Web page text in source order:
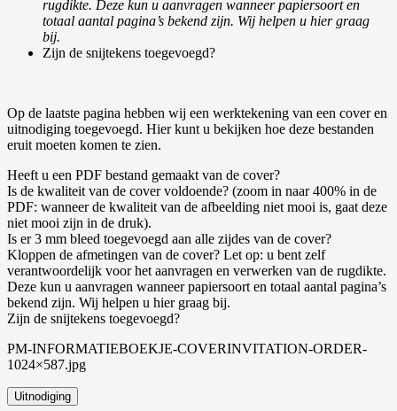
rugdikte. Deze kun u aanvragen wanneer papiersoort en
totaal aantal pagina’s bekend zijn. Wij helpen u hier graag
bij.
Zijn de snijtekens toegevoegd?
Op de laatste pagina hebben wij een werktekening van een cover en
uitnodiging toegevoegd. Hier kunt u bekijken hoe deze bestanden
eruit moeten komen te zien.
Heeft u een PDF bestand gemaakt van de cover?
Is de kwaliteit van de cover voldoende? (zoom in naar 400% in de
PDF: wanneer de kwaliteit van de afbeelding niet mooi is, gaat deze
niet mooi zijn in de druk).
Is er 3 mm bleed toegevoegd aan alle zijdes van de cover?
Kloppen de afmetingen van de cover? Let op: u bent zelf
verantwoordelijk voor het aanvragen en verwerken van de rugdikte.
Deze kun u aanvragen wanneer papiersoort en totaal aantal pagina’s
bekend zijn. Wij helpen u hier graag bij.
Zijn de snijtekens toegevoegd?
PM-INFORMATIEBOEKJE-COVERINVITATION-ORDER-
1024×587.jpg
Uitnodiging